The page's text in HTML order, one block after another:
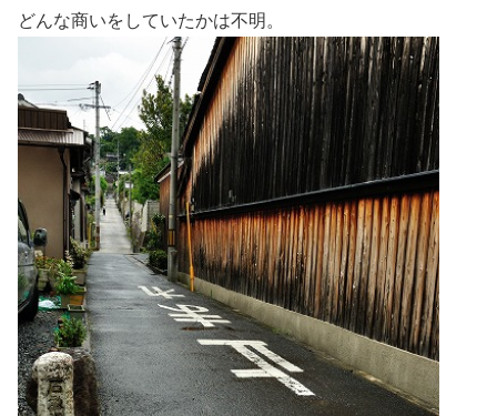
どんな商いをしていたかは不明。